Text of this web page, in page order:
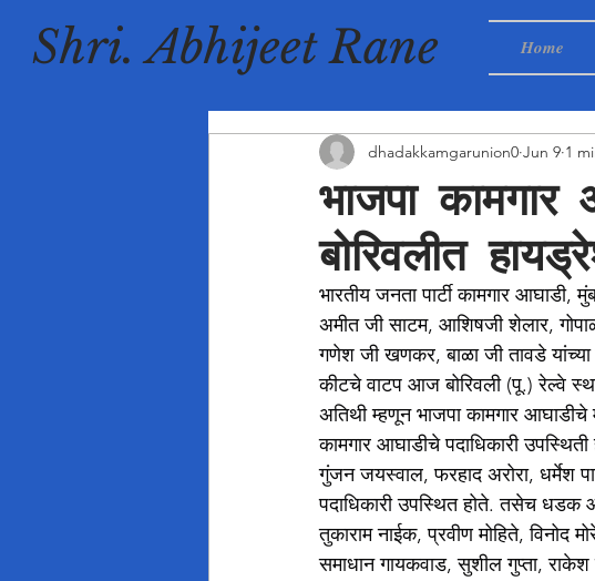
Shri. Abhijeet Rane Home
भाजपा
बोरिवलीत
dhadakkamgarunion0 Jun 9 1
भारतीय जनता पार्टी कामगार आघाडी,
अमीत जी साटम, आशिषजी शेलार,
गणेश जी खणकर, बाळा जी तावडे यांच्या
कीटचे वाटप आज बोरिवली (पू.) रेल्वे
अतिथी म्हणून भाजपा कामगार आघाडीचे
कामगार आघाडीचे पदाधिकारी
गुंजन जयस्वाल, फरहाद अरोरा, धर्मेश
पदाधिकारी उपस्थित होते. तसेच धडक
तुकाराम नाईक, प्रवीण मोहिते, विनोद
समाधान गायकवाड, सुशील गुप्ता,